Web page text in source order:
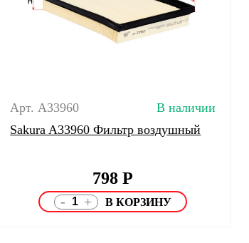
Арт. A33960
В наличии
Sakura A33960 Фильтр воздушный
798Р
- +